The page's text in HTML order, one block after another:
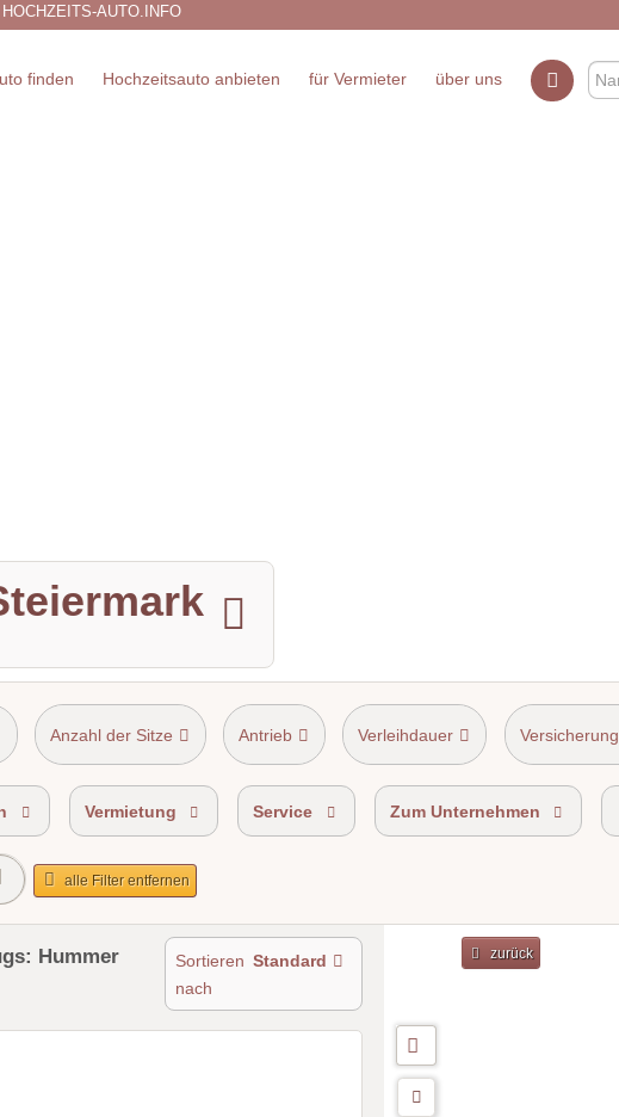
AUTO.INFO
finden Hochzeitsauto anbieten für Vermieter über uns
Anzahl der Sitze Antrieb Verleihdauer Versicherung
Vermietung Service Zum Unternehmen
alle Filter entfernen
Hummer
Sortieren
nach
Standard zurück